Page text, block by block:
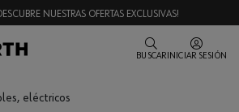
NUESTRAS OFERTAS EXCLUSIVAS!
BUSCAR INICIAR SESIÓN
eléctricos